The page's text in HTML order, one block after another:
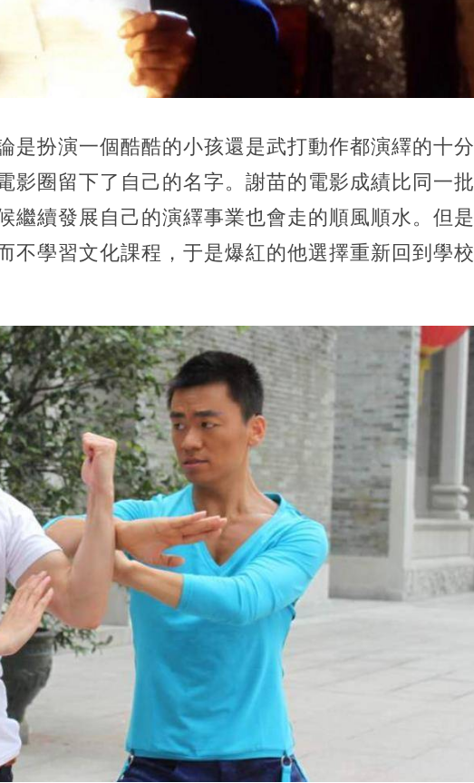
是扮演一個酷酷的小孩還是武打動作都演繹的十分
影圈留下了自己的名字。謝苗的電影成績比同一批
繼續發展自己的演繹事業也會走的順風順水。但是
不學習文化課程，于是爆紅的他選擇重新回到學校